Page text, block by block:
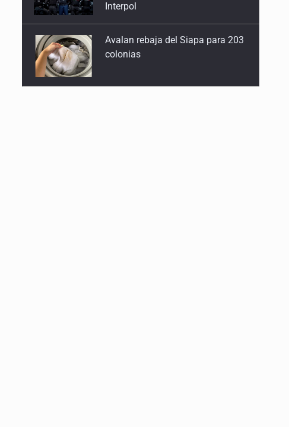
Realizan primera boda
de personas sordas en Zapopan